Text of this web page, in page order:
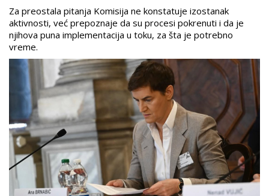
Za preostala pitanja Komisija ne konstatuje izostanak
aktivnosti, već prepoznaje da su procesi pokrenuti i da je
njihova puna implementacija u toku, za šta je potrebno
vreme.